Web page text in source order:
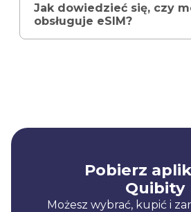
Jak dowiedzieć się, czy
obsługuje eSIM?
Pobierz
Quibity
Możesz wybrać, kupić i